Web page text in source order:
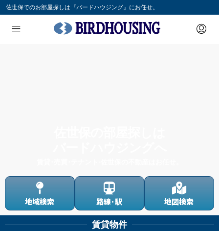
佐世保でのお部屋探しは『バードハウジング』にお任せ。
地域検索 路線･駅 地図検索
賃貸物件